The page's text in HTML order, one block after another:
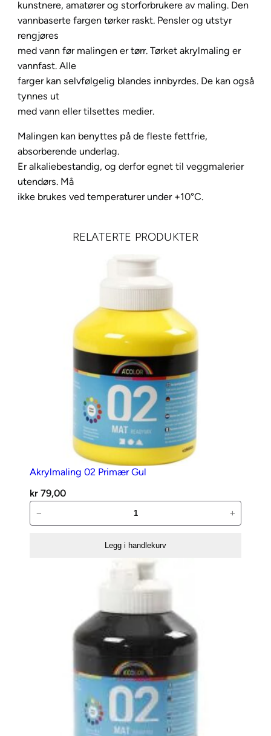
r
d
2
0
m
l
–
7
kunstnere, amatører og storforbrukere av maling. Den
vannbaserte fargen tørker raskt. Pensler og utstyr
rengjøres
med vann før malingen er tørr. Tørket akrylmaling er
vannfast. Alle
farger kan selvfølgelig blandes innbyrdes. De kan også
tynnes ut
med vann eller tilsettes medier.
Malingen kan benyttes på de fleste fettfrie,
absorberende underlag.
Er alkaliebestandig, og derfor egnet til veggmalerier
utendørs. Må
ikke brukes ved temperaturer under +10°C.
RELATERTE PRODUKTER
Akrylmaling 02 Primær Gul
kr 79,00
02
− +
Legg i handlekurv